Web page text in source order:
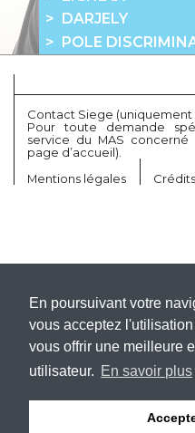
En poursuivant votre
vous acceptez
vous offrir une meilleure
utilisateur. En savoir plus
DARJELY
POLE
Contact Siege
Pour toute demande
service du MAS
page d’accueil).
Mentions légales
Crédits